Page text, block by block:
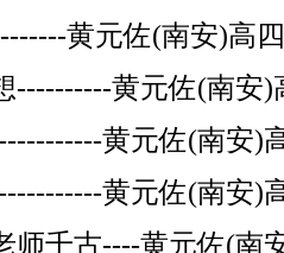
黄元佐(南安)高
----------黄元佐(南安
黄元佐(南安)
黄元佐(南安)
师千古----黄元佐(南